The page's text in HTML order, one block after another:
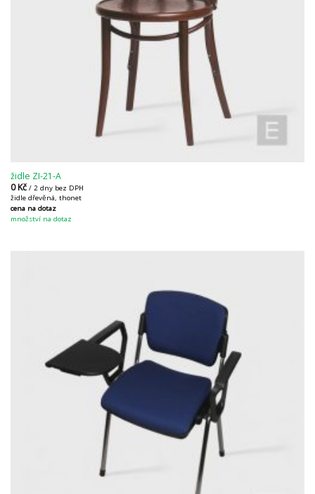
židle ZI-21-A
0Kč / 2 dny bez DPH
židle dřevěná, thonet
cena na dotaz
množství na dotaz